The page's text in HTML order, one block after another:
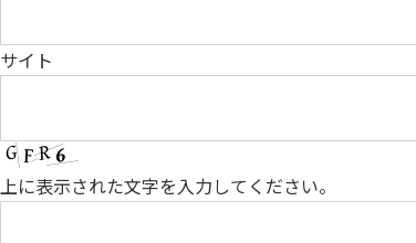
サイト
上に表示された文字を入力してください。